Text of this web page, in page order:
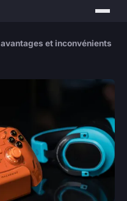
et inconvénients